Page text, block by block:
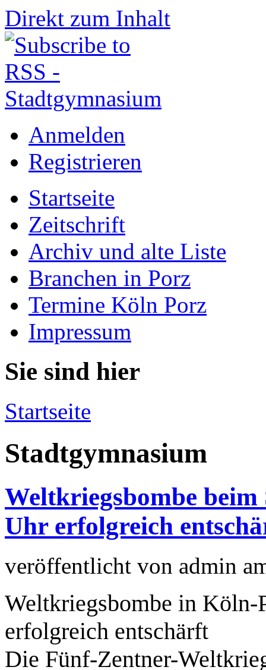
Direkt zum Inhalt
Anmelden
Registrieren
Startseite
Zeitschrift
Archiv und alte Liste
Branchen in Porz
Termine Köln Porz
Impressum
Sie sind hier
Startseite
Stadtgymnasium
Weltkriegsbombe
Uhr erfolgreich
veröffentlicht von admin
Weltkriegsbombe in Köln-
erfolgreich entschärft
Die Fünf-Zentner-